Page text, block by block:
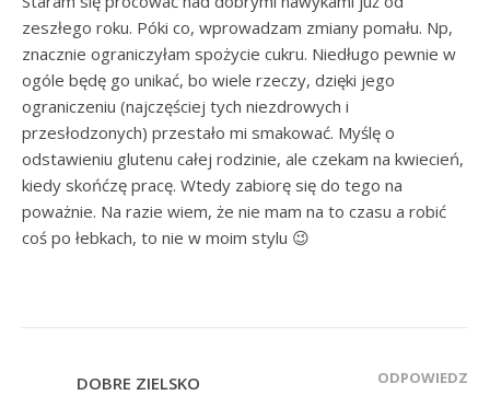
zeszłego roku. Póki co, wprowadzam zmiany pomału. Np,
znacznie ograniczyłam spożycie cukru. Niedługo pewnie w
ogóle będę go unikać, bo wiele rzeczy, dzięki jego
ograniczeniu (najczęściej tych niezdrowych i
przesłodzonych) przestało mi smakować. Myślę o
odstawieniu glutenu całej rodzinie, ale czekam na kwiecień,
kiedy skońćzę pracę. Wtedy zabiorę się do tego na
poważnie. Na razie wiem, że nie mam na to czasu a robić
coś po łebkach, to nie w moim stylu 😉
DOBRE ZIELSKO ODPOWIEDZ